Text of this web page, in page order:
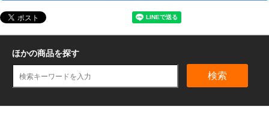
ほかの商品を探す
検索